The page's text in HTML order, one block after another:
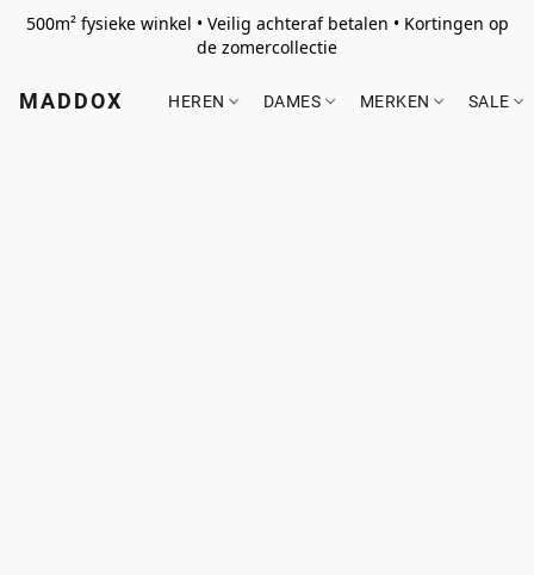
500m² fysieke winkel • Veilig achteraf betalen • Kortingen op
de zomercollectie
MADDOX HEREN DAMES MERKEN SALE